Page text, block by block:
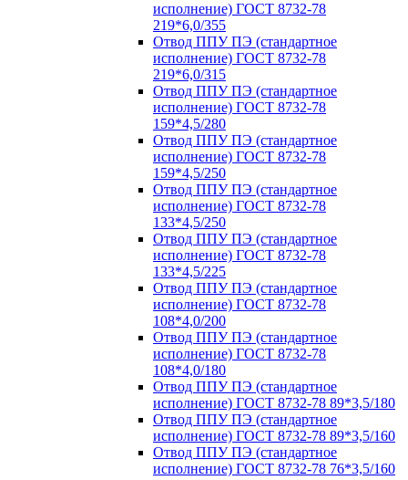
исполнение) ГОСТ 8732-78
219*6,0/355
Отвод ППУ ПЭ (стандартное
исполнение) ГОСТ 8732-78
219*6,0/315
Отвод ППУ ПЭ (стандартное
исполнение) ГОСТ 8732-78
159*4,5/280
Отвод ППУ ПЭ (стандартное
исполнение) ГОСТ 8732-78
159*4,5/250
Отвод ППУ ПЭ (стандартное
исполнение) ГОСТ 8732-78
133*4,5/250
Отвод ППУ ПЭ (стандартное
исполнение) ГОСТ 8732-78
133*4,5/225
Отвод ППУ ПЭ (стандартное
исполнение) ГОСТ 8732-78
108*4,0/200
Отвод ППУ ПЭ (стандартное
исполнение) ГОСТ 8732-78
108*4,0/180
Отвод ППУ ПЭ (стандартное
исполнение) ГОСТ 8732-78 89*3,5/180
Отвод ППУ ПЭ (стандартное
исполнение) ГОСТ 8732-78 89*3,5/160
Отвод ППУ ПЭ (стандартное
исполнение) ГОСТ 8732-78 76*3,5/160